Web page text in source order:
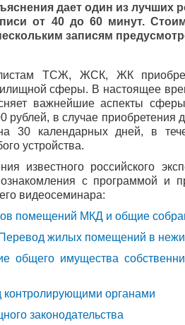
дает один из лучших
от 40 до 60 минут.
записям
ТСЖ, ЖСК, ЖК
сферы. В настоящее
важнейшие аспекты
рублей, в случае приобретения
30 календарных дней, в
устройства.
известного российского
с программой и
видеосеминара:
помещений МКД и общие
жилых помещений в
общего имущества
органами
законодательства